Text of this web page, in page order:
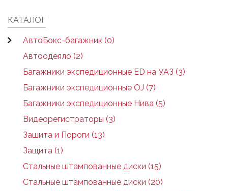
КАТАЛОГ
АвтоБокс-багажник (0)
Автоодеяло (2)
Багажники экспедиционные ED на УАЗ (3)
Багажники экспедиционные OJ (7)
Багажники экспедиционные Нива (5)
Видеорегистраторы (3)
Зашита и Пороги (13)
Защита (1)
Стальные штампованные диски (15)
Стальные штампованные диски (20)